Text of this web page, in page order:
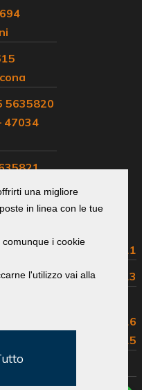
5635820
47034
0541 683311
0541 683313
0541 683316
0541 683315
una migliore
in linea con le tue
i cookie
l'utilizzo vai alla